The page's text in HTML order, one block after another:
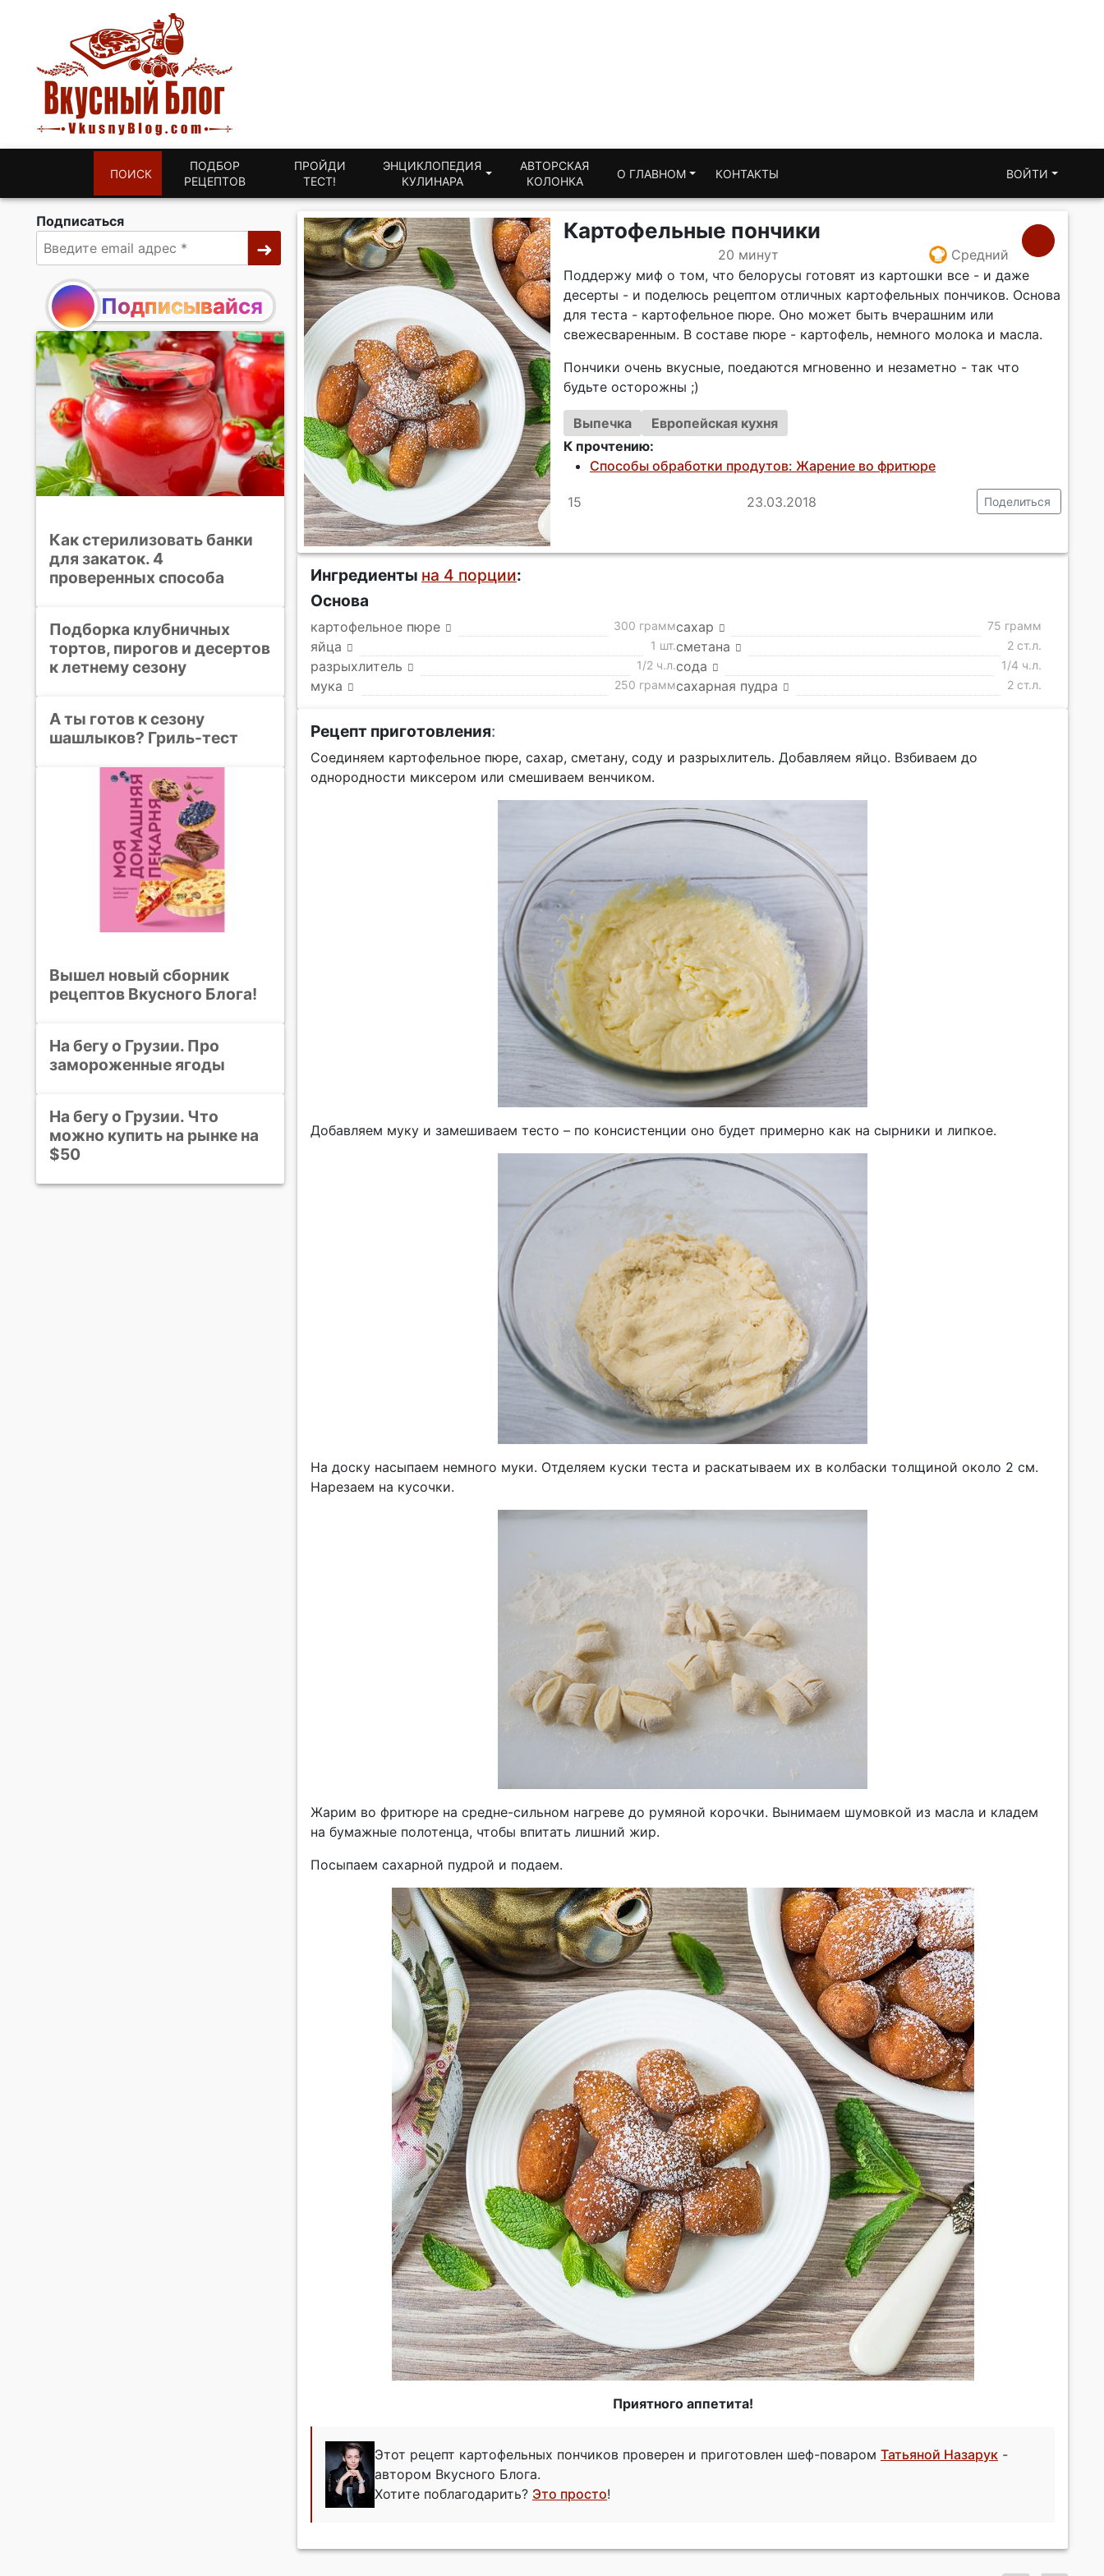
ПОИСК
ПОДБОР
РЕЦЕПТОВ
ПРОЙДИ
ТЕСТ!
ЭНЦИКЛОПЕДИЯ
КУЛИНАРА
АВТОРСКАЯ
КОЛОНКА
О ГЛАВНОМ КОНТАКТЫ ВОЙТИ
Картофельные пончики
20 минут
Средний
Поддержу миф о том, что белорусы готовят из картошки все - и даже
десерты - и поделюсь рецептом отличных картофельных пончиков. Основа
для теста - картофельное пюре. Оно может быть вчерашним или
свежесваренным. В составе пюре - картофель, немного молока и масла.
Пончики очень вкусные, поедаются мгновенно и незаметно - так что
будьте осторожны ;)
Выпечка
Европейская кухня
К прочтению:
Способы обработки продутов: Жарение во фритюре
15 23.03.2018 Поделиться
Ингредиенты на 4 порции:
Основа
картофельное пюре 300 граммсахар 75 грамм
яйца 1 шт.сметана 2 ст.л.
разрыхлитель 1/2 ч.л.сода 1/4 ч.л.
мука 250 граммсахарная пудра 2 ст.л.
Рецепт приготовления:
Соединяем картофельное пюре, сахар, сметану, соду и разрыхлитель. Добавляем яйцо. Взбиваем до
однородности миксером или смешиваем венчиком.
Добавляем муку и замешиваем тесто – по консистенции оно будет примерно как на сырники и липкое.
На доску насыпаем немного муки. Отделяем куски теста и раскатываем их в колбаски толщиной около 2 см.
Нарезаем на кусочки.
Жарим во фритюре на средне-сильном нагреве до румяной корочки. Вынимаем шумовкой из масла и кладем
на бумажные полотенца, чтобы впитать лишний жир.
Посыпаем сахарной пудрой и подаем.
Приятного аппетита!
Этот рецепт картофельных пончиков проверен и приготовлен шеф-поваром Татьяной Назарук -
автором Вкусного Блога.
Хотите поблагодарить? Это просто!
Подписаться
Подписывайся
Как стерилизовать банки
для закаток. 4
проверенных способа
Подборка клубничных
тортов, пирогов и десертов
к летнему сезону
А ты готов к сезону
шашлыков? Гриль-тест
Вышел новый сборник
рецептов Вкусного Блога!
На бегу о Грузии. Про
замороженные ягоды
На бегу о Грузии. Что
можно купить на рынке на
$50